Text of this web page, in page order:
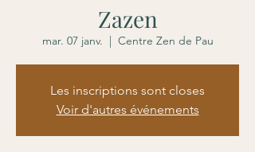
Zazen
mar. 07 janv.
  |
Centre Zen de Pau
Les inscriptions sont closes
Voir d'autres événements